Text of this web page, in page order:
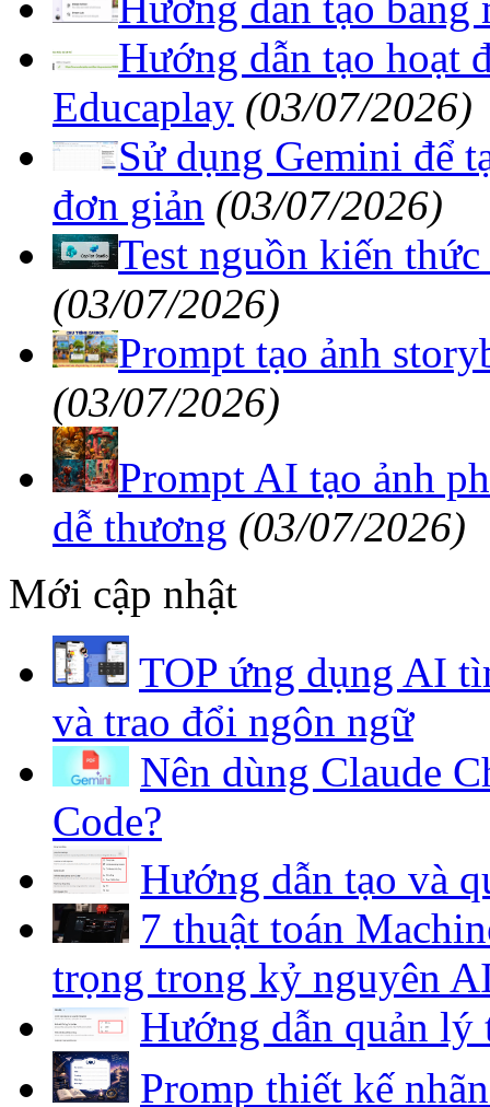
Educaplay (03/07/2026)
Sử dụng Gemini để
đơn giản (03/07/2026)
Test nguồn kiến
(03/07/2026)
Prompt tạo ảnh
(03/07/2026)
Prompt AI tạo ảnh
dễ thương
Mới cập nhật
TOP ứng dụng AI
và trao đổi ngôn ngữ
Nên dùng Claude
Code?
Hướng dẫn tạo và
7 thuật toán
trọng trong kỷ nguyên
Hướng dẫn quản lý
Promp thiết kế
Các công cụ có